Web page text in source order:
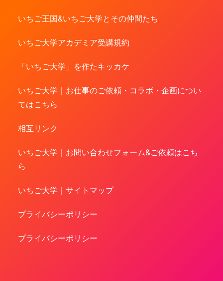
いちご王国&いちご大学とその仲間たち
いちご大学アカデミア受講規約
「いちご大学」を作たキッカケ
いちご大学｜お仕事のご依頼・コラボ・企画につい
てはこちら
相互リンク
いちご大学｜お問い合わせフォーム&ご依頼はこち
ら
いちご大学｜サイトマップ
プライバシーポリシー
プライバシーポリシー